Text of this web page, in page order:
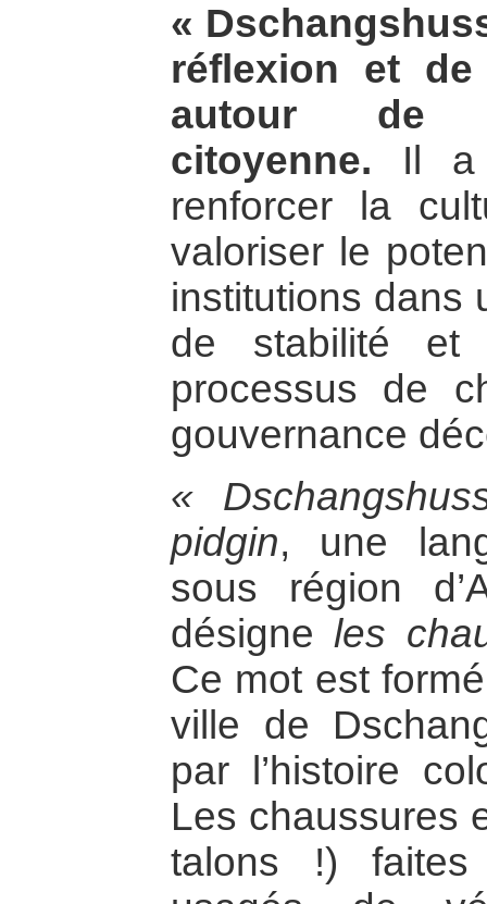
«
réflexion et de
autour de
citoyenne. Il a
renforcer la
valoriser le
institutions dans
de stabilité et
processus de
gouvernance
«
pidgin, une
sous région
désigneles
Ce mot est
ville de
par l’histoire
Les chaussures
talons !)